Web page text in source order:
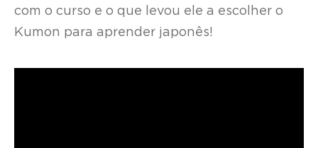
com o curso e o que levou ele a escolher o
Kumon para aprender japonês!